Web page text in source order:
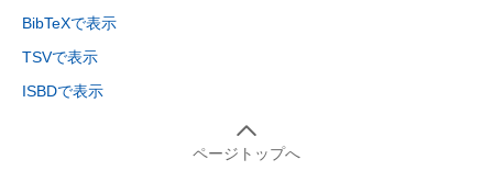
BibTeXで表示
TSVで表示
ISBDで表示
ページトップへ